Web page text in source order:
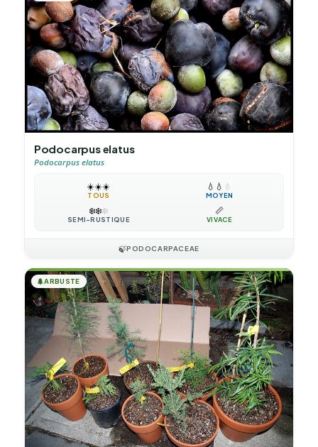
Podocarpus elatus
Podocarpus elatus
☀️☀️☀️
TOUS
💧 💧 💧
MOYEN
❄️❄️❄️
SEMI-RUSTIQUE
📏
VIVACE
🍃PODOCARPACEAE
🌲ARBUSTE